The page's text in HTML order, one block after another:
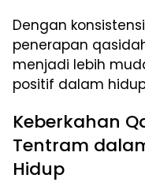
Dengan
penerapan
menjadi lebih
positif dalam
Keberkahan
Tentram
Hidup